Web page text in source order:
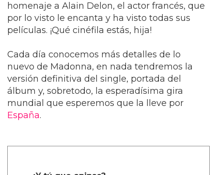
homenaje a Alain Delon, el actor francés, que
por lo visto le encanta y ha visto todas sus
películas. ¡Qué cinéfila estás, hija!
Cada día conocemos más detalles de lo
nuevo de Madonna, en nada tendremos la
versión definitiva del single, portada del
álbum y, sobretodo, la esperadísima gira
mundial que esperemos que la lleve por
España.